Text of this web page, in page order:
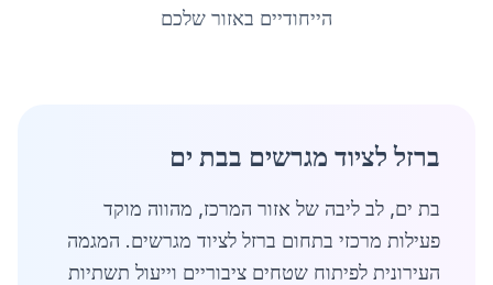
הייחודיים באזור שלכם
ברזל לציוד מגרשים בבת ים
בת ים, לב ליבה של אזור המרכז, מהווה מוקד
פעילות מרכזי בתחום ברזל לציוד מגרשים. המגמה
העירונית לפיתוח שטחים ציבוריים וייעול תשתיות